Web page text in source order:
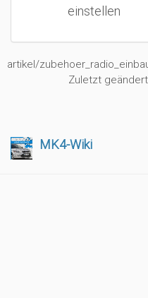
einstellen
artikel/
Zuletzt
MK4-Wiki